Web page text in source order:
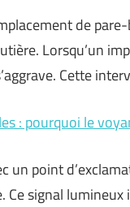
de
Lorsqu’un
Cette
: pourquoi le
un point
Ce signal